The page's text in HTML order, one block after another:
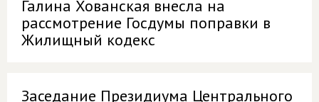
Галина Хованская внесла на
рассмотрение Госдумы поправки в
Жилищный кодекс
Заседание Президиума Центрального